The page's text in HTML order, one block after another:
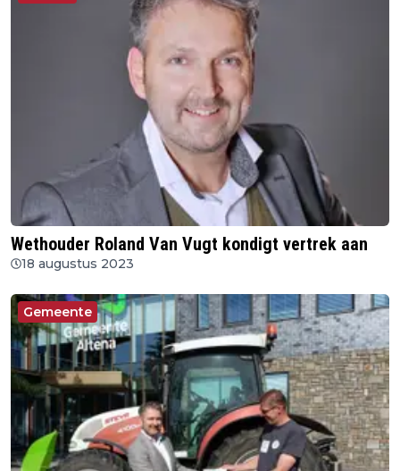
Wethouder Roland Van Vugt kondigt vertrek aan
18 augustus 2023
Gemeente